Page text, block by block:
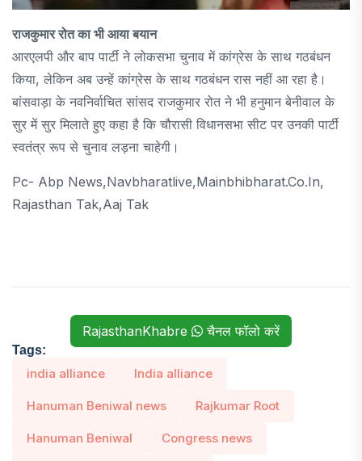
राजकुमार रोत का भी आया बयान
आरएलपी और बाप पार्टी ने लोकसभा चुनाव में कांग्रेस के साथ गठबंधन
किया, लेकिन अब उन्हें कांग्रेस के साथ गठबंधन रास नहीं आ रहा है।
बांसवाड़ा के नवनिर्वाचित सांसद राजकुमार रोत ने भी हनुमान बेनीवाल के
सुर में सुर मिलाते हुए कहा है कि चौरासी विधानसभा सीट पर उनकी पार्टी
स्वतंत्र रूप से चुनाव लड़ना चाहेगी।
Pc- Abp News,navbharatlive,mainbhibharat.co.in,
Rajasthan Tak,aaj Tak
RajasthanKhabre चैनल फॉलो करें
Tags:
india alliance India alliance
Hanuman Beniwal news Rajkumar Root
Hanuman Beniwal Congress news